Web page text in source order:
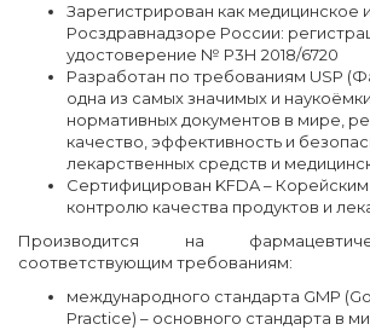
Зарегистрирован как медицинское
Росздравнадзоре России:
удостоверение № Р3Н 2018/6720
Разработан по требованиям USP
одна из самых значимых и
нормативных документов в мире,
качество, эффективность и
лекарственных средств и
Сертифицирован KFDA –
контролю качества продуктов и
Производится на
соответствующим требованиям:
международного стандарта GMP
Practice) – основного стандарта в